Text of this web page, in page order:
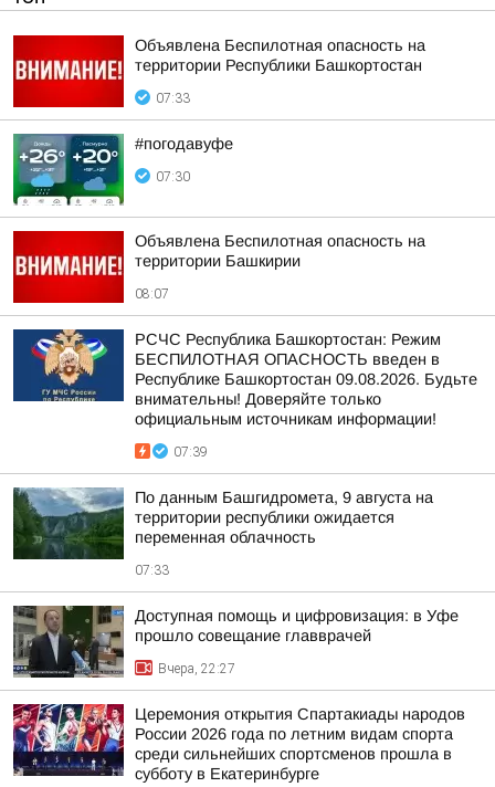
Объявлена Беспилотная опасность на
территории Республики Башкортостан
07:33
#погодавуфе
07:30
Объявлена Беспилотная опасность на
территории Башкирии
08:07
РСЧС Республика Башкортостан: Режим
БЕСПИЛОТНАЯ ОПАСНОСТЬ введен в
Республике Башкортостан 09.08.2026. Будьте
внимательны! Доверяйте только
официальным источникам информации!
07:39
По данным Башгидромета, 9 августа на
территории республики ожидается
переменная облачность
07:33
Доступная помощь и цифровизация: в Уфе
прошло совещание главврачей
Вчера, 22:27
Церемония открытия Спартакиады народов
России 2026 года по летним видам спорта
среди сильнейших спортсменов прошла в
субботу в Екатеринбурге